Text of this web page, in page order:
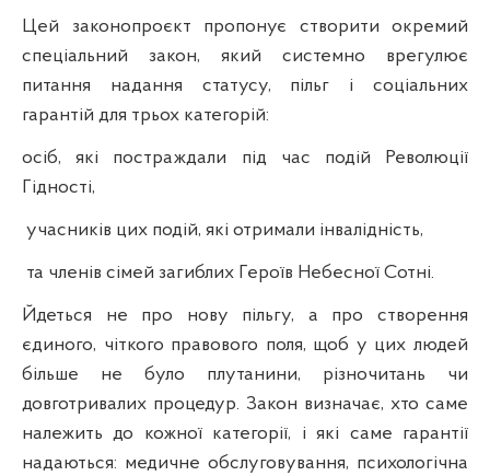
Цей законопроєкт пропонує створити окремий
спеціальний закон, який системно врегулює
питання надання статусу, пільг і соціальних
гарантій для трьох категорій:
осіб, які постраждали під час подій Революції
Гідності,
учасників цих подій, які отримали інвалідність,
та членів сімей загиблих Героїв Небесної Сотні.
Йдеться не про нову пільгу, а про створення
єдиного, чіткого правового поля, щоб у цих людей
більше не було плутанини, різночитань чи
довготривалих процедур. Закон визначає, хто саме
належить до кожної категорії, і які саме гарантії
надаються: медичне обслуговування, психологічна